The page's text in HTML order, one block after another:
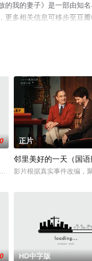
的我的妻子》是一部由知
更多相关信息可移步至豆
饰）与文化局长严飞（江
正片
邻里美好的一天（国语
影片根据真实事件改编，
HD中字版